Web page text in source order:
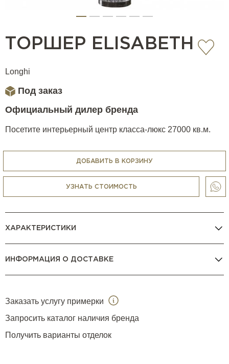
ТОРШЕР ELISABETH
Longhi
Под заказ
Официальный дилер бренда
Посетите интерьерный центр класса-люкс 27000 кв.м.
ДОБАВИТЬ В КОРЗИНУ
УЗНАТЬ СТОИМОСТЬ
ХАРАКТЕРИСТИКИ
ИНФОРМАЦИЯ О ДОСТАВКЕ
Заказать услугу примерки
Запросить каталог наличия бренда
Получить варианты отделок